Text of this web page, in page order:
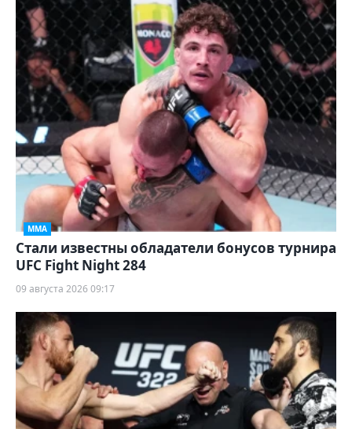
ММА
Стали известны обладатели бонусов турнира
UFC Fight Night 284
09 августа 2026 09:17